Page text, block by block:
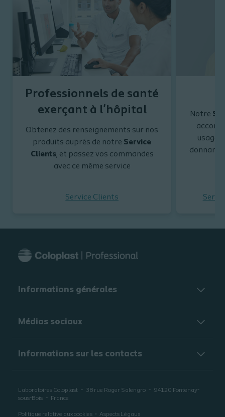
Professionnels de santé
exerçant à l'hôpital
Obtenez des renseignements sur nos
produits auprès de notre Service
Clients, et passez vos commandes
avec ce même service
Service Clients
Notre
usage
donnant
Informations générales​
Médias sociaux
Informations sur les contacts
Laboratoires Coloplast 38 rue Roger Salengro 94120 Fontenay-
sous-Bois
France
Politique relative aux cookies Aspects Légaux